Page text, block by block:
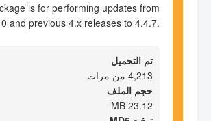
is for performing updates from
and previous 4.x releases to 4.4.7.
تم التحميل
4,213 من مرات
حجم الملف
23.12 MB